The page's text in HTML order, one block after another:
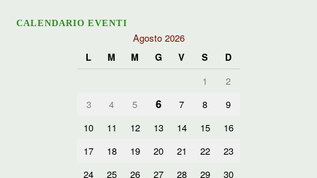
CALENDARIO EVENTI
Agosto 2026
L
M M G V S
D
1
2
3
4 5 6 7 8
9
10
11 12 13 14 15
16
17
18 19 20 21 22
23
24
25 26 27 28 29
30